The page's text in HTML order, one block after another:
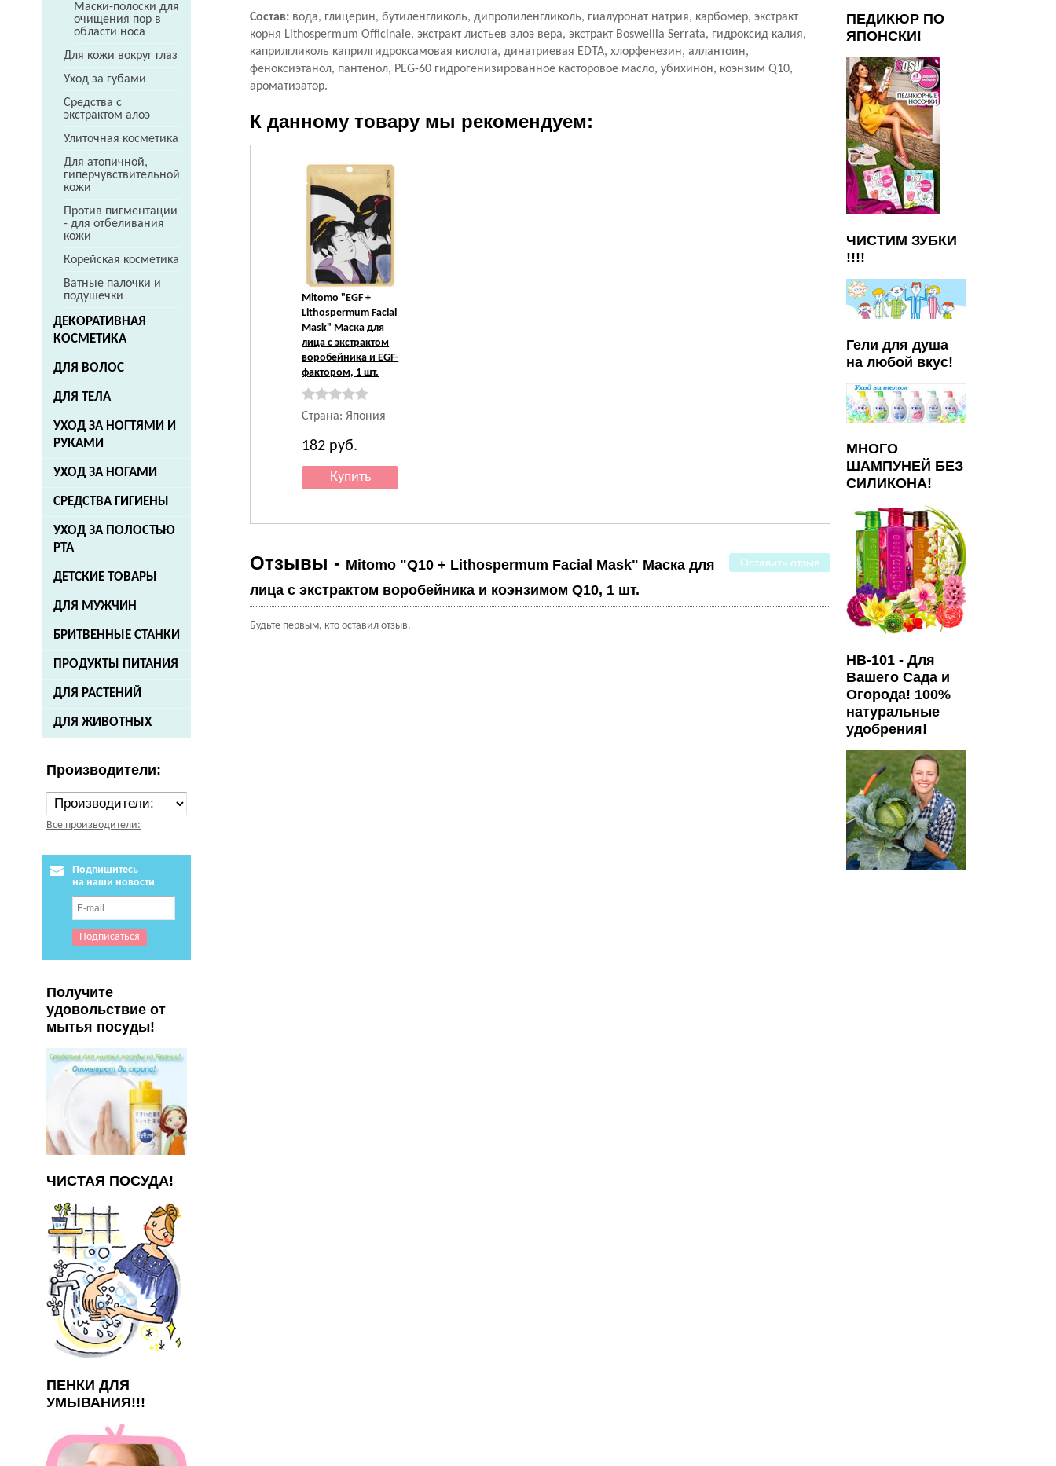
Маски-полоски для
очищения пор в
области носа
Для кожи вокруг глаз
Уход за губами
Средства с
экстрактом алоэ
Улиточная косметика
Для атопичной,
гиперчувствительной
кожи
Против пигментации
- для отбеливания
кожи
Корейская косметика
Ватные палочки и
подушечки
ДЕКОРАТИВНАЯ
КОСМЕТИКА
ДЛЯ ВОЛОС
ДЛЯ ТЕЛА
УХОД ЗА НОГТЯМИ И
РУКАМИ
УХОД ЗА НОГАМИ
СРЕДСТВА ГИГИЕНЫ
УХОД ЗА ПОЛОСТЬЮ
РТА
ДЕТСКИЕ ТОВАРЫ
ДЛЯ МУЖЧИН
БРИТВЕННЫЕ СТАНКИ
ПРОДУКТЫ ПИТАНИЯ
ДЛЯ РАСТЕНИЙ
ДЛЯ ЖИВОТНЫХ
Производители:
Все производители:
Подпишитесь
на наши новости
Получите
удовольствие от
мытья посуды!
ЧИСТАЯ ПОСУДА!
ПЕНКИ ДЛЯ
УМЫВАНИЯ!!!
Состав: вода, глицерин, бутиленгликоль, дипропиленгликоль, гиалуронат натрия, карбомер, экстракт
корня Lithospermum Officinale, экстракт листьев алоэ вера, экстракт Boswellia Serrata, гидроксид калия,
каприлгликоль каприлгидроксамовая кислота, динатриевая EDTA, хлорфенезин, аллантоин,
феноксиэтанол, пантенол, PEG-60 гидрогенизированное касторовое масло, убихинон, коэнзим Q10,
ароматизатор.
К данному товару мы рекомендуем:
Mitomo"EGF +
Lithospermum Facial
Mask" Маска для
лица с экстрактом
воробейника и EGF-
фактором, 1 шт.
Страна: Япония
182 руб.
Оставить отзыв
Отзывы - Mitomo "Q10 + Lithospermum Facial Mask" Маска для
лица с экстрактом воробейника и коэнзимом Q10, 1 шт.
Будьте первым, кто оставил отзыв.
ПЕДИКЮР ПО
ЯПОНСКИ!
ЧИСТИМ ЗУБКИ
!!!!
Гели для душа
на любой вкус!
МНОГО
ШАМПУНЕЙ БЕЗ
СИЛИКОНА!
HB-101 - Для
Вашего Сада и
Огорода! 100%
натуральные
удобрения!